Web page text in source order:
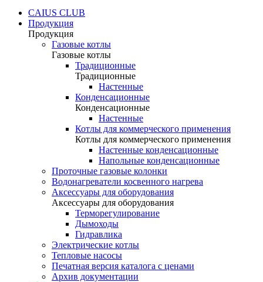
CAIUS CLUB
Продукция
Продукция
Газовые котлы
Газовые котлы
Традиционные
Традиционные
Настенные
Конденсационные
Конденсационные
Настенные
Котлы для коммерческого применения
Котлы для коммерческого применения
Настенные конденсационные
Напольные конденсационные
Проточные газовые колонки
Водонагреватели косвенного нагрева
Аксессуары для оборудования
Аксессуары для оборудования
Терморегулирование
Дымоходы
Гидравлика
Электрические котлы
Тепловые насосы
Печатная версия каталога с ценами
Архив документации